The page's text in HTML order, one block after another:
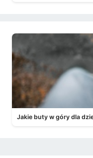
Jakie buty w góry dla